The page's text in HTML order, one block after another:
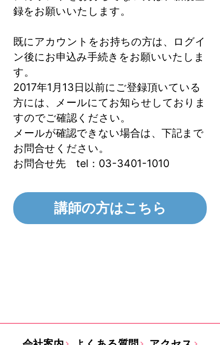
録をお願いいたします。
既にアカウントをお持ちの方は、ログイ
ン後にお申込み手続きをお願いいたしま
す。
2017年1月13日以前にご登録頂いている
方には、メールにてお知らせしておりま
すのでご確認ください。
メールが確認できない場合は、下記まで
お問合せください。
お問合せ先 tel：03-3401-1010
講師の方はこちら